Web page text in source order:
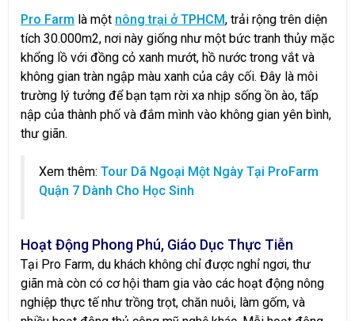
Pro Farm là một nông trại ở TPHCM, trải rộng trên diện
tích 30.000m2, nơi này giống như một bức tranh thủy mặc
khổng lồ với đồng cỏ xanh mướt, hồ nước trong vắt và
không gian tràn ngập màu xanh của cây cối. Đây là môi
trường lý tưởng để bạn tạm rời xa nhịp sống ồn ào, tấp
nập của thành phố và đắm mình vào không gian yên bình,
thư giãn.
Xem thêm: Tour Dã Ngoại Một Ngày Tại ProFarm
Quận 7 Dành Cho Học Sinh
Hoạt Động Phong Phú, Giáo Dục Thực Tiễn
Tại Pro Farm, du khách không chỉ được nghỉ ngơi, thư
giãn mà còn có cơ hội tham gia vào các hoạt động nông
nghiệp thực tế như trồng trọt, chăn nuôi, làm gốm, và